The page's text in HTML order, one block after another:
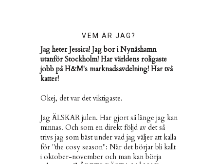
VEM ÄR JAG?
Jag heter Jessica! Jag bor i Nynäshamn
utanför Stockholm! Har världens roligaste
jobb på H&M's marknadsavdelning! Har två
katter!
Okej, det var det viktigaste.
Jag ÄLSKAR julen. Har gjort så länge jag kan
minnas. Och som en direkt följd av det så
trivs jag som bäst under vad jag väljer att kalla
för "the cosy season": När det börjar bli kallt
i oktober-november och man kan börja